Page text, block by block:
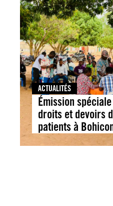
ACTUALITÉS
Émission
droits et devoirs
patients à